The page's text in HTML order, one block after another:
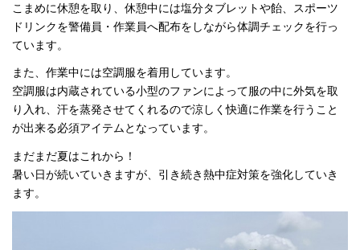
こまめに休憩を取り、休憩中には塩分タブレットや飴、スポーツ
ドリンクを警備員・作業員へ配布をしながら体調チェックを行っ
ています。
また、作業中には空調服を着用しています。
空調服は内蔵されている小型のファンによって服の中に外気を取
り入れ、汗を蒸発させてくれるので涼しく快適に作業を行うこと
が出来る必須アイテムとなっています。
まだまだ夏はこれから！
暑い日が続いていきますが、引き続き熱中症対策を強化していき
ます。